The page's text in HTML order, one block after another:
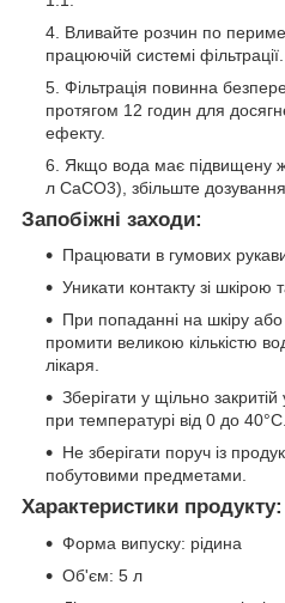
Вливайте розчин по
працюючій системі фільтрації.
Фільтрація повинна
протягом 12 годин для
ефекту.
Якщо вода має підвищену
л CaCO3), збільште дозування
Запобіжні заходи:
Працювати в гумових
Уникати контакту зі шкірою
При попаданні на шкіру
промити великою кількістю
лікаря.
Зберігати у щільно закритій
при температурі від 0 до 40°C.
Не зберігати поруч із
побутовими предметами.
Характеристики продукту:
Форма випуску: рідина
Об'єм: 5 л